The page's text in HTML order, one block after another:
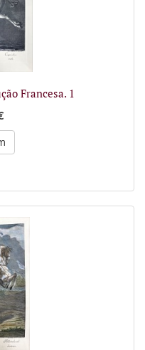
Francesa. 1